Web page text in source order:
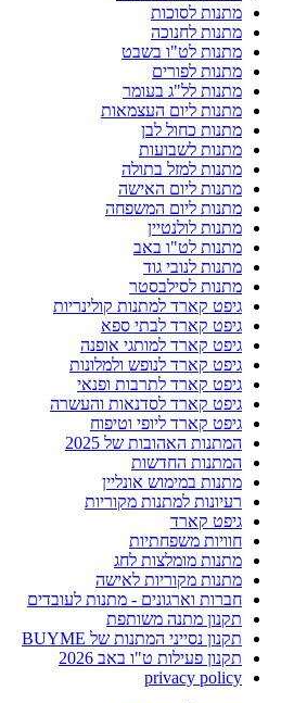
מתנות לסוכות
מתנות לחנוכה
מתנות לט"ו בשבט
מתנות לפורים
מתנות לל"ג בעומר
מתנות ליום העצמאות
מתנות כחול לבן
מתנות לשבועות
מתנות למזל בתולה
מתנות ליום האישה
מתנות ליום המשפחה
מתנות לולנטיין
מתנות לט"ו באב
מתנות לנובי גוד
מתנות לסילבסטר
גיפט קארד למתנות קולינריות
גיפט קארד לבתי ספא
גיפט קארד למותגי אופנה
גיפט קארד לנופש ולמלונות
גיפט קארד לתרבות ופנאי
גיפט קארד לסדנאות והעשרה
גיפט קארד ליופי וטיפוח
המתנות האהובות של 2025
המתנות החדשות
מתנות במימוש אונליין
רעיונות למתנות מקוריות
גיפט קארד
חוויות משפחתיות
מתנות מומלצות לחג
מתנות מקוריות לאישה
חברות וארגונים - מתנות לעובדים
תקנון מתנה משותפת
תקנון נסייני המתנות של BUYME
תקנון פעילות ט"ו באב 2026
privacy policy